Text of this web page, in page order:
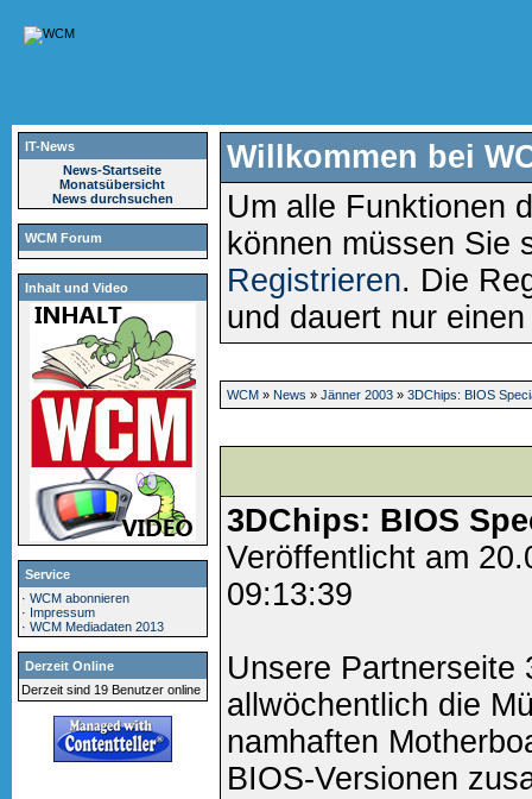
IT-News
News-Startseite
Monatsübersicht
News durchsuchen
WCM Forum
Inhalt und Video
Service
·WCM abonnieren
· Impressum
·WCM Mediadaten 2013
Derzeit Online
Derzeit sind 19 Benutzer online
Willkommen bei
Um alle Funktionen
können müssen Sie
Registrieren. Die
und dauert nur
WCM» News » Jänner 2003» 3DChips: BIOS
3DChips: BIOS
Veröffentlicht am
09:13:39
Unsere Partnerseite
allwöchentlich die
namhaften
BIOS-Versionen